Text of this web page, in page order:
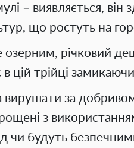
– виявляється, він
що ростуть на
річковий
в цій трійці
вирушати за
з
чи будуть